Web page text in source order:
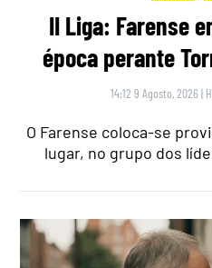
II Liga: Farense
época perante
14:12 9 Agosto, 2026 |
O Farense coloca-se
lugar, no grupo dos